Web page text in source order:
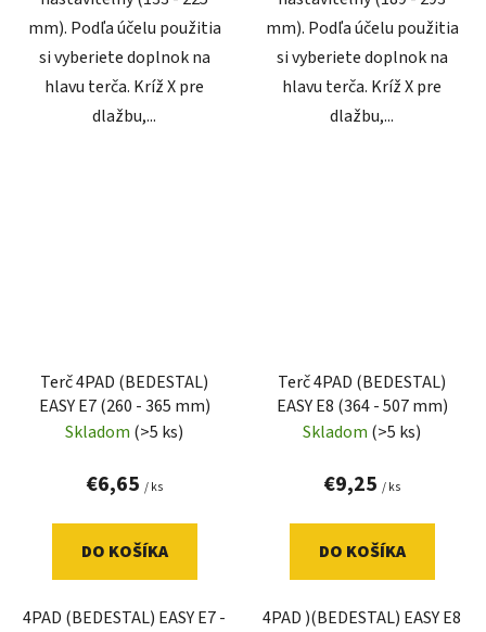
mm). Podľa účelu použitia
si vyberiete doplnok na
hlavu terča. Kríž X pre
dlažbu,...
mm). Podľa účelu použitia
si vyberiete doplnok na
hlavu terča. Kríž X pre
dlažbu,...
Terč 4PAD (BEDESTAL)
EASY E7 (260 - 365 mm)
Skladom (>5 ks)
€6,65 / ks
DO KOŠÍKA
4PAD (BEDESTAL) EASY E7 -
Terč 4PAD (BEDESTAL)
EASY E8 (364 - 507 mm)
Skladom (>5 ks)
€9,25 / ks
DO KOŠÍKA
4PAD )(BEDESTAL) EASY E8